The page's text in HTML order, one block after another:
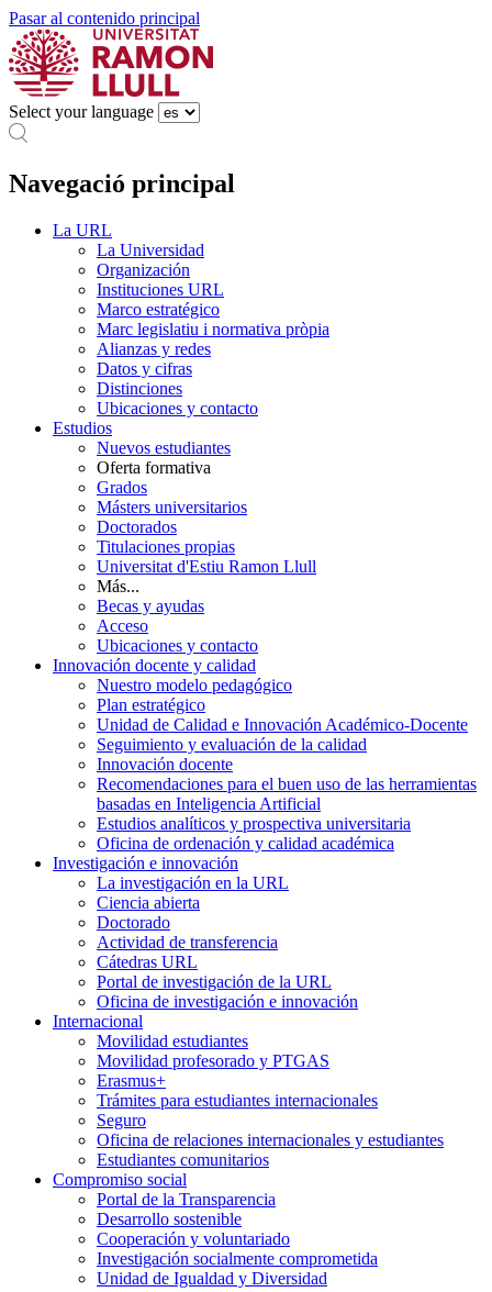
Pasar al contenido principal
Select your language
Navegació principal
La URL
La Universidad
Organización
Instituciones URL
Marco estratégico
Marc legislatiu i normativa pròpia
Alianzas y redes
Datos y cifras
Distinciones
Ubicaciones y contacto
Estudios
Nuevos estudiantes
Oferta formativa
Grados
Másters universitarios
Doctorados
Titulaciones propias
Universitat d'Estiu Ramon Llull
Más...
Becas y ayudas
Acceso
Ubicaciones y contacto
Innovación docente y calidad
Nuestro modelo pedagógico
Plan estratégico
Unidad de Calidad e Innovación Académico-Docente
Seguimiento y evaluación de la calidad
Innovación docente
Recomendaciones para el buen uso de las herramientas
basadas en Inteligencia Artificial
Estudios analíticos y prospectiva universitaria
Oficina de ordenación y calidad académica
Investigación e innovación
La investigación en la URL
Ciencia abierta
Doctorado
Actividad de transferencia
Cátedras URL
Portal de investigación de la URL
Oficina de investigación e innovación
Internacional
Movilidad estudiantes
Movilidad profesorado y PTGAS
Erasmus+
Trámites para estudiantes internacionales
Seguro
Oficina de relaciones internacionales y estudiantes
Estudiantes comunitarios
Compromiso social
Portal de la Transparencia
Desarrollo sostenible
Cooperación y voluntariado
Investigación socialmente comprometida
Unidad de Igualdad y Diversidad